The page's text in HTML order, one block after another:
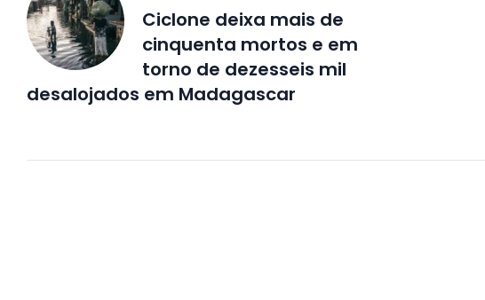
Ciclone deixa mais de
cinquenta mortos e em
torno de dezesseis mil
desalojados em Madagascar